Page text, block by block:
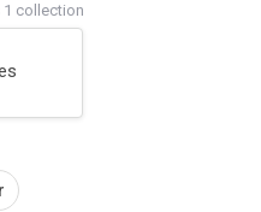
1 collection